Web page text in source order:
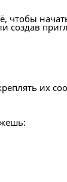
чтобы
создав
их